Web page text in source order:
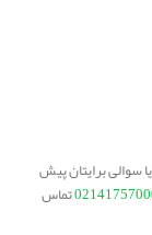
برایتان پیش
تماس